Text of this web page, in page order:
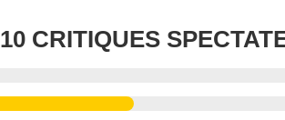
10 CRITIQUES